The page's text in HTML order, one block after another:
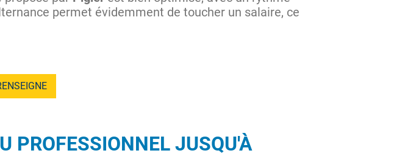
permet évidemment de toucher un salaire, ce
PROFESSIONNEL JUSQU'À